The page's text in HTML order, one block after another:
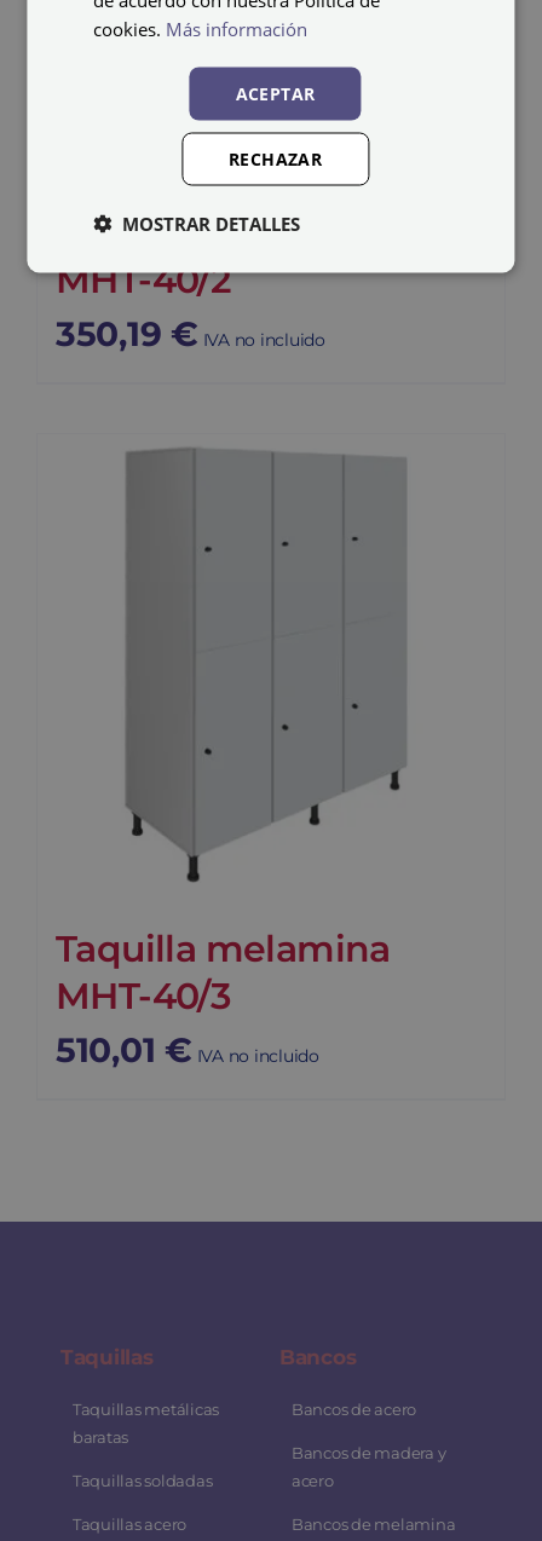
Taquilla melamina
MHT-40/2
350,19 € IVA no incluido
Taquilla melamina
MHT-40/3
510,01 € IVA no incluido
Taquillas
Taquillas metálicas
baratas
Taquillas soldadas
Taquillas acero
Bancos
Bancos de acero
Bancos de madera y
acero
Bancos de melamina
cookies. Más información
ACEPTAR
RECHAZAR
MOSTRAR DETALLES